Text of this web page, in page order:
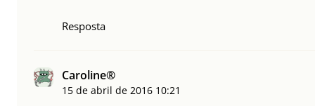
Resposta
Caroline®
15 de abril de 2016 10:21